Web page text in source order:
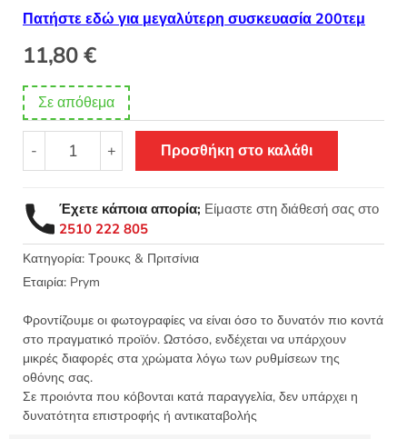
Πατήστε εδώ για μεγαλύτερη συσκευασία 200τεμ
11,80€
Σε απόθεμα
-
Μεταλλικές
τρύπες
8mm
24τεμ
Prym
541374
(+video)
+ Προσθήκη στο καλάθι
Έχετε κάποια απορία; Είμαστε στη διάθεσή σας στο
2510 222 805
Κατηγορία: Τρουκς & Πριτσίνια
Εταιρία: Prym
Φροντίζουμε οι φωτογραφίες να είναι όσο το δυνατόν πιο κοντά
στο πραγματικό προϊόν. Ωστόσο, ενδέχεται να υπάρχουν
μικρές διαφορές στα χρώματα λόγω των ρυθμίσεων της
οθόνης σας.
Σε προιόντα που κόβονται κατά παραγγελία, δεν υπάρχει η
δυνατότητα επιστροφής ή αντικαταβολής